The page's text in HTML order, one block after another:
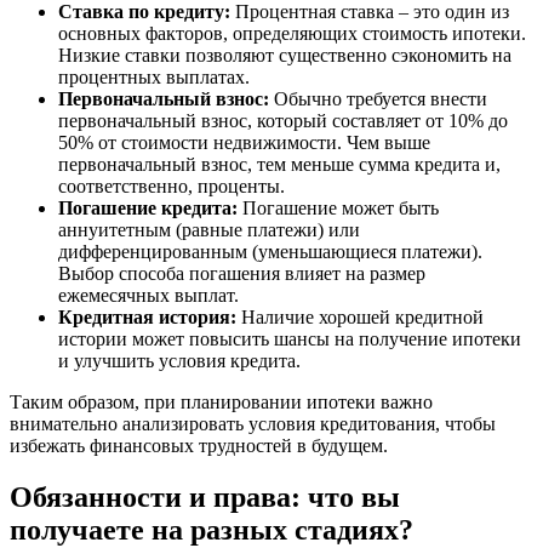
Ставка по кредиту: Процентная ставка – это один из
основных факторов, определяющих стоимость ипотеки.
Низкие ставки позволяют существенно сэкономить на
процентных выплатах.
Первоначальный взнос: Обычно требуется внести
первоначальный взнос, который составляет от 10% до
50% от стоимости недвижимости. Чем выше
первоначальный взнос, тем меньше сумма кредита и,
соответственно, проценты.
Погашение кредита: Погашение может быть
аннуитетным (равные платежи) или
дифференцированным (уменьшающиеся платежи).
Выбор способа погашения влияет на размер
ежемесячных выплат.
Кредитная история: Наличие хорошей кредитной
истории может повысить шансы на получение ипотеки
и улучшить условия кредита.
Таким образом, при планировании ипотеки важно
внимательно анализировать условия кредитования, чтобы
избежать финансовых трудностей в будущем.
Обязанности и права: что вы
получаете на разных стадиях?